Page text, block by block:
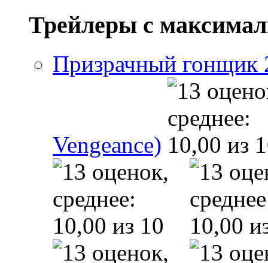
Трейлеры с
Призрачный гонщик
Vengeance)